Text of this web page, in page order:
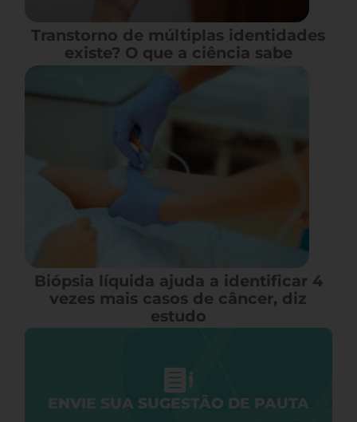
Transtorno de múltiplas identidades
existe? O que a ciência sabe
Biópsia líquida ajuda a identificar 4
vezes mais casos de câncer, diz
estudo
ENVIE SUA SUGESTÃO DE PAUTA